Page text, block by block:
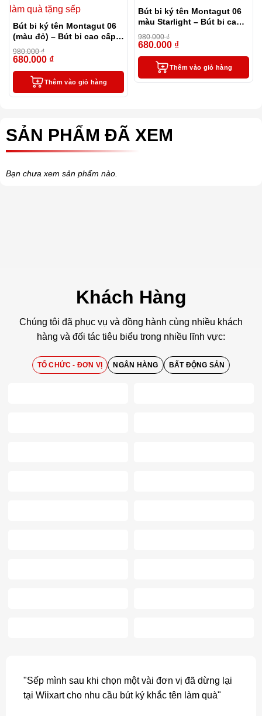
Bút bi ký tên Montagut 06
(màu đỏ) – Bút bi cao cấp
làm quà tặng sếp
980.000₫
680.000 ₫
Thêm vào giỏ hàng
Bút bi ký tên Montagut 06
màu Starlight – Bút bi cao
cấp làm quà tặng sếp
980.000₫
680.000 ₫
Thêm vào giỏ hàng
SẢN PHẨM ĐÃ XEM
Bạn chưa xem sản phẩm nào.
Khách Hàng
Chúng tôi đã phục vụ và đồng hành cùng nhiều khách
hàng và đối tác tiêu biểu trong nhiều lĩnh vực:
TỔ CHỨC - ĐƠN VỊ NGÂN HÀNG BẤT ĐỘNG SẢN
"Sếp mình sau khi chọn một vài đơn vị đã dừng lại
tại Wiixart cho nhu cầu bút ký khắc tên làm quà"